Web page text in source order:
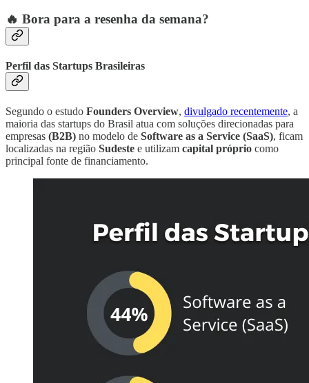
🔥 Bora para a resenha da semana?
Perfil das Startups Brasileiras
Segundo o estudo Founders Overview, divulgado recentemente, a
maioria das startups do Brasil atua com soluções direcionadas para
empresas (B2B) no modelo de Software as a Service (SaaS), ficam
localizadas na região Sudeste e utilizam capital próprio como
principal fonte de financiamento.